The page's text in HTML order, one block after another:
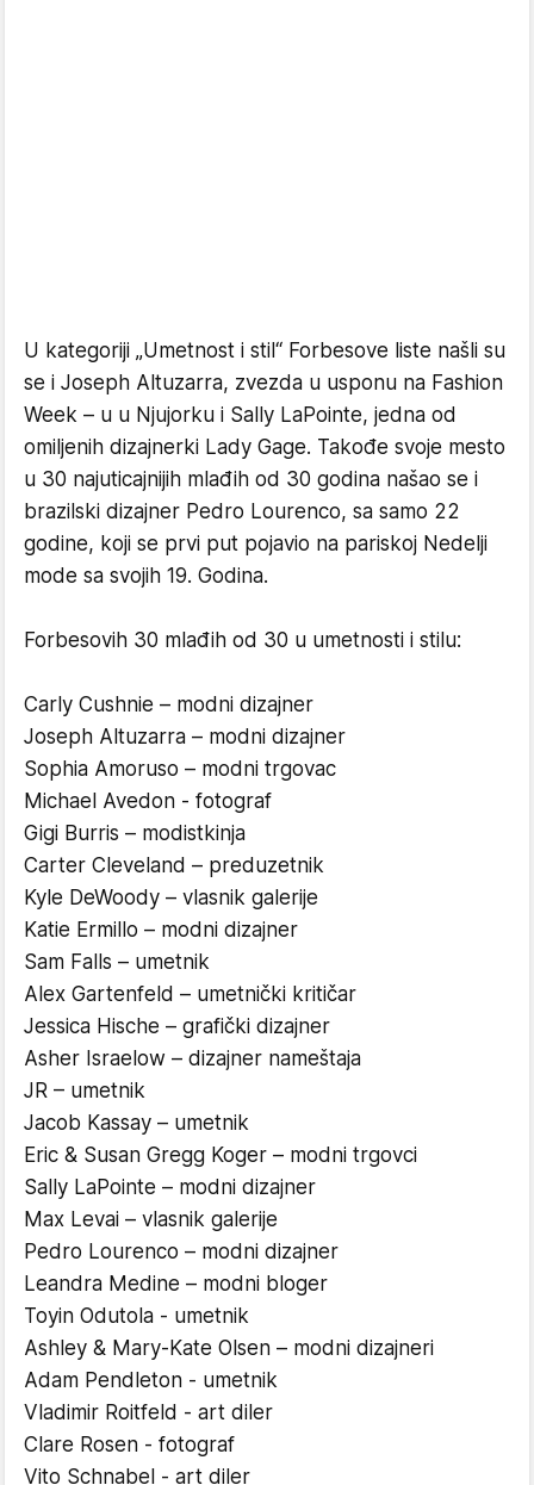
U kategoriji „Umetnost i stil“ Forbesove liste našli su
se i Joseph Altuzarra, zvezda u usponu na Fashion
Week – u u Njujorku i Sally LaPointe, jedna od
omiljenih dizajnerki Lady Gage. Takođe svoje mesto
u 30 najuticajnijih mlađih od 30 godina našao se i
brazilski dizajner Pedro Lourenco, sa samo 22
godine, koji se prvi put pojavio na pariskoj Nedelji
mode sa svojih 19. Godina.
Forbesovih 30 mlađih od 30 u umetnosti i stilu:
Carly Cushnie – modni dizajner
Joseph Altuzarra – modni dizajner
Sophia Amoruso – modni trgovac
Michael Avedon - fotograf
Gigi Burris – modistkinja
Carter Cleveland – preduzetnik
Kyle DeWoody – vlasnik galerije
Katie Ermillo – modni dizajner
Sam Falls – umetnik
Alex Gartenfeld – umetnički kritičar
Jessica Hische – grafički dizajner
Asher Israelow – dizajner nameštaja
JR – umetnik
Jacob Kassay – umetnik
Eric & Susan Gregg Koger – modni trgovci
Sally LaPointe – modni dizajner
Max Levai – vlasnik galerije
Pedro Lourenco – modni dizajner
Leandra Medine – modni bloger
Toyin Odutola - umetnik
Ashley & Mary-Kate Olsen – modni dizajneri
Adam Pendleton - umetnik
Vladimir Roitfeld - art diler
Clare Rosen - fotograf
Vito Schnabel - art diler